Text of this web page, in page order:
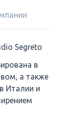
Segreto
в
а также
Италии и